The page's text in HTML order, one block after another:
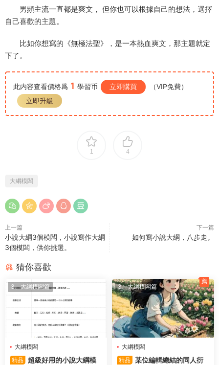
男頻主流一直都是爽文， 但你也可以根據自己的想法，選擇
自己喜歡的主題。
比如你想寫的《無極法聖》，是一本熱血爽文，那主題就定
下了。
此内容查看價格爲 1 學習币 立即購買
（VIP免費）
立即升級
1 4
大綱模闆
上一篇
小說大綱3個模闆，小說寫作大綱
3個模闆，供你挑選。
下一篇
如何寫小說大綱，八步走。
猜你喜歡
3、大綱模闆篇
大綱模闆
精品
超級好用的小說大綱模
3、大綱模闆篇
大綱模闆
精品 某位編輯總結的同人衍
薦